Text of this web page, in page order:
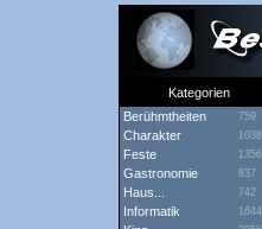
Kategorien
Berühmtheiten
759
Charakter 1038
Feste 1356
Gastronomie 837
Haus... 742
Informatik 1644